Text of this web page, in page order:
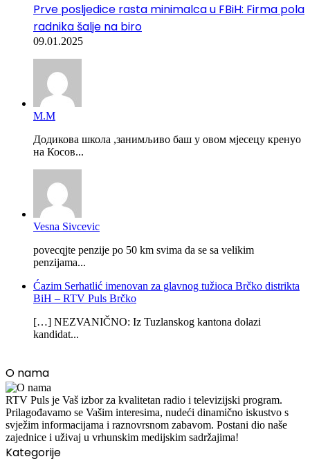
Prve posljedice rasta minimalca u FBiH: Firma pola
radnika šalje na biro
09.01.2025
М.М
Додикова школа ,занимљиво баш у овом мјесецу кренуо
на Косов...
Vesna Sivcevic
povecqjte penzije po 50 km svima da se sa velikim
penzijama...
Ćazim Serhatlić imenovan za glavnog tužioca Brčko distrikta
BiH – RTV Puls Brčko
[…] NEZVANIČNO: Iz Tuzlanskog kantona dolazi
kandidat...
O nama
RTV Puls je Vaš izbor za kvalitetan radio i televizijski program.
Prilagođavamo se Vašim interesima, nudeći dinamično iskustvo s
svježim informacijama i raznovrsnom zabavom. Postani dio naše
zajednice i uživaj u vrhunskim medijskim sadržajima!
Kategorije